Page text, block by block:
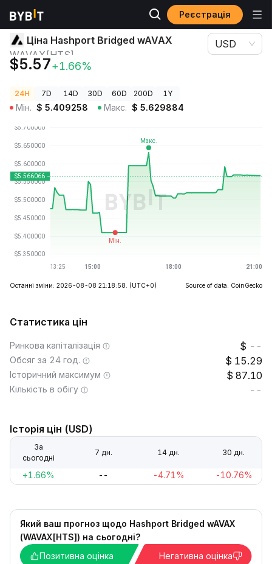
Реєстрація
Ціни криптовалют Ціна Hashport Bridged wAVAX WAVAX[HTS]
Ціна Hashport Bridged wAVAX
WAVAX[HTS]
$5.57+1.66%
USD
24H 7D 14D 30D 60D 200D 1Y
Мін. $ 5.409258 Макс. $ 5.629884
Останні зміни: 2026-08-08 21:18:58. (UTC+0) Source of data: CoinGecko
Статистика цін
Ринкова капіталізація --
Обсяг за 24 год. 15.29
Історичний максимум 87.10
Кількість в обігу --
Історія цін (USD)
За
сьогодні
7 дн. 14 дн. 30 дн.
+1.66% -- -4.71% -10.76%
Який ваш прогноз щодо Hashport Bridged wAVAX
(WAVAX[HTS]) на сьогодні?
Позитивна оцінка
Негативна оцінка